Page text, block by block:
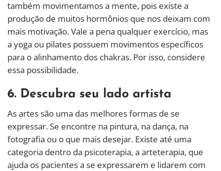
também movimentamos a mente, pois existe a
produção de muitos hormônios que nos deixam com
mais motivação. Vale a pena qualquer exercício, mas
a yoga ou pilates possuem movimentos específicos
para o alinhamento dos chakras. Por isso, considere
essa possibilidade.
6. Descubra seu lado artista
As artes são uma das melhores formas de se
expressar. Se encontre na pintura, na dança, na
fotografia ou o que mais desejar. Existe até uma
categoria dentro da psicoterapia, a arteterapia, que
ajuda os pacientes a se expressarem e lidarem com